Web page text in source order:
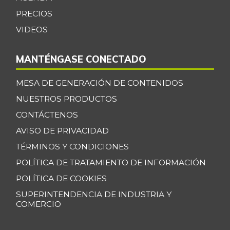
07/25/2026
02/03/2024
Pimentón
07/25/2026
$ 2.976,00
Pitahaya
07/26/2014
Piña Gold
07/25/2026 +6,67%
Piña perolera
07/25/2026 -4,53%
Riogrande
PRECIOS
VIDEOS
MANTÉNGASE CONECTADO
MESA DE GENERACIÓN DE CONTENIDOS
NUESTROS PRODUCTOS
CONTÁCTENOS
AVISO DE PRIVACIDAD
TÉRMINOS Y CONDICIONES
POLÍTICA DE TRATAMIENTO DE INFORMACIÓN
POLÍTICA DE COOKIES
SUPERINTENDENCIA DE INDUSTRIA Y
COMERCIO